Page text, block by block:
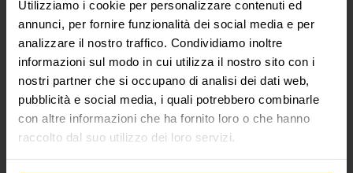
Utilizziamo i cookie per personalizzare contenuti ed
annunci, per fornire funzionalità dei social media e per
analizzare il nostro traffico. Condividiamo inoltre
informazioni sul modo in cui utilizza il nostro sito con i
nostri partner che si occupano di analisi dei dati web,
pubblicità e social media, i quali potrebbero combinarle
con altre informazioni che ha fornito loro o che hanno
raccolto dal suo utilizzo dei loro servizi.